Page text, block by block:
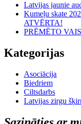
Latvijas jaunie
Kumeļu skate
ATVĒRTA!
PRĒMĒTO
Kategorijas
Asociācija
Biedriem
Ciltsdarbs
Latvijas zirgu